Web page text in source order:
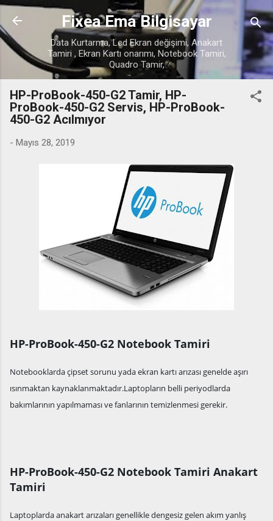
Ana içeriğe atla
Fixea Ema Bilgisayar
Data Kurtarma, Lcd Ekran değişimi, Anakart
Tamiri , Ekran Kartı onarımı, Notebook Tamiri,
Quadro Tamir,
HP-ProBook-450-G2 Tamir, HP-
ProBook-450-G2 Servis, HP-ProBook-
450-G2 Acılmıyor
- Mayıs 28, 2019
HP-ProBook-450-G2 Notebook Tamiri
Notebooklarda çipset sorunu yada ekran kartı arızası genelde aşırı
ısınmaktan kaynaklanmaktadır.Laptopların belli periyodlarda
bakımlarının yapılmaması ve fanlarının temizlenmesi gerekir.
HP-ProBook-450-G2 Notebook Tamiri Anakart
Tamiri
Laptoplarda anakart arızaları genellikle dengesiz gelen akım yanlış